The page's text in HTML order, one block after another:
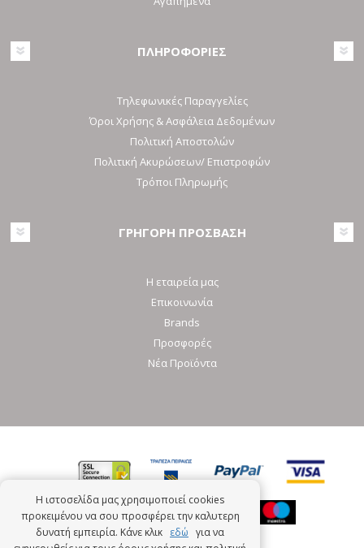
ΠΛΗΡΟΦΟΡΙΕΣ
Τηλεφωνικές Παραγγελίες
Όροι Χρήσης & Ασφάλεια Δεδομένων
Πολιτική Αποστολών
Πολιτική Ακυρώσεων/ Επιστροφών
Τρόποι Πληρωμής
ΓΡΗΓΟΡΗ ΠΡΟΣΒΑΣΗ
Η εταιρεία μας
Επικοινωνία
Brands
Προσφορές
Νέα Προϊόντα
Η ιστοσελίδα μας χρησιμοποιεί cookies
προκειμένου να σου προσφέρει την καλυτερη
δυνατή εμπειρία. Κάνε κλικ εδώ για να